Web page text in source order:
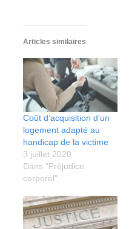
Articles similaires
Coût d’acquisition d’un
logement adapté au
handicap de la victime
3 juillet 2020
Dans "Préjudice
corporel"